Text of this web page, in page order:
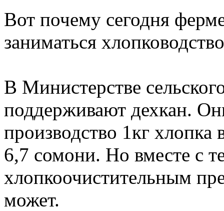
Вот почему сегодня
заниматься
В Министерстве
поддерживают дехкан.
производство 1кг хлопка
6,7 сомони. Но вместе с
хлопкоочистительным
может.